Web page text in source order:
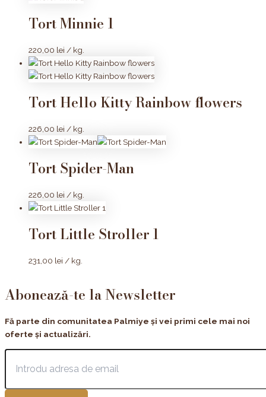
Tort Minnie 1
220,00 lei / kg.
Tort Hello Kitty Rainbow flowers
226,00 lei / kg.
Tort Spider-Man
226,00 lei / kg.
Tort Little Stroller 1
231,00 lei / kg.
Abonează-te la Newsletter
Fă parte din comunitatea Palmiye și vei primi cele mai noi
oferte și actualizări.